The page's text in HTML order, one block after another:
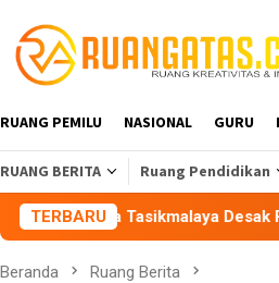
RUANG PEMILU NASIONAL GURU
RUANG BERITA Ruang Pendidikan
TERBARUDesak Pemkot Audit
Beranda Ruang Berita